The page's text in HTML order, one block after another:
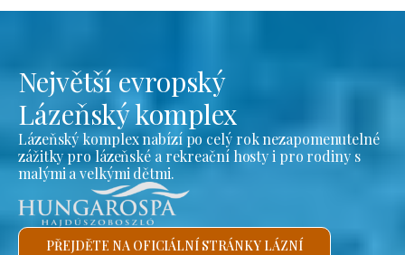
Největší evropský
Lázeňský komplex
Lázeňský komplex nabízí po celý rok nezapomenutelné
zážitky pro lázeňské a rekreační hosty i pro rodiny s
malými a velkými dětmi.
PŘEJDĚTE NA OFICIÁLNÍ STRÁNKY LÁZNÍ